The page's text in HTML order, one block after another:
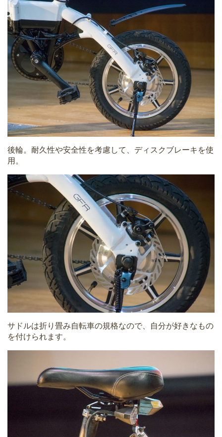
後輪。耐久性や安全性を考慮して、ディスクブレーキを使
用。
サドルは折り畳み自転車の規格なので、自分が好きなもの
を付けられます。